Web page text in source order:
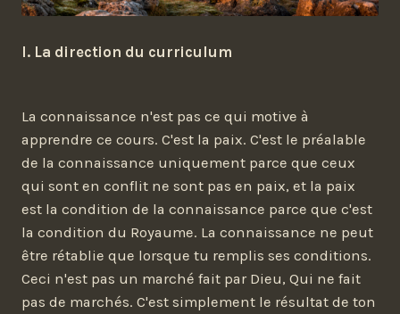
I. La direction du curriculum
La connaissance n'est pas ce qui motive à
apprendre ce cours. C'est la paix. C'est le préalable
de la connaissance uniquement parce que ceux
qui sont en conflit ne sont pas en paix, et la paix
est la condition de la connaissance parce que c'est
la condition du Royaume. La connaissance ne peut
être rétablie que lorsque tu remplis ses conditions.
Ceci n'est pas un marché fait par Dieu, Qui ne fait
pas de marchés. C'est simplement le résultat de ton